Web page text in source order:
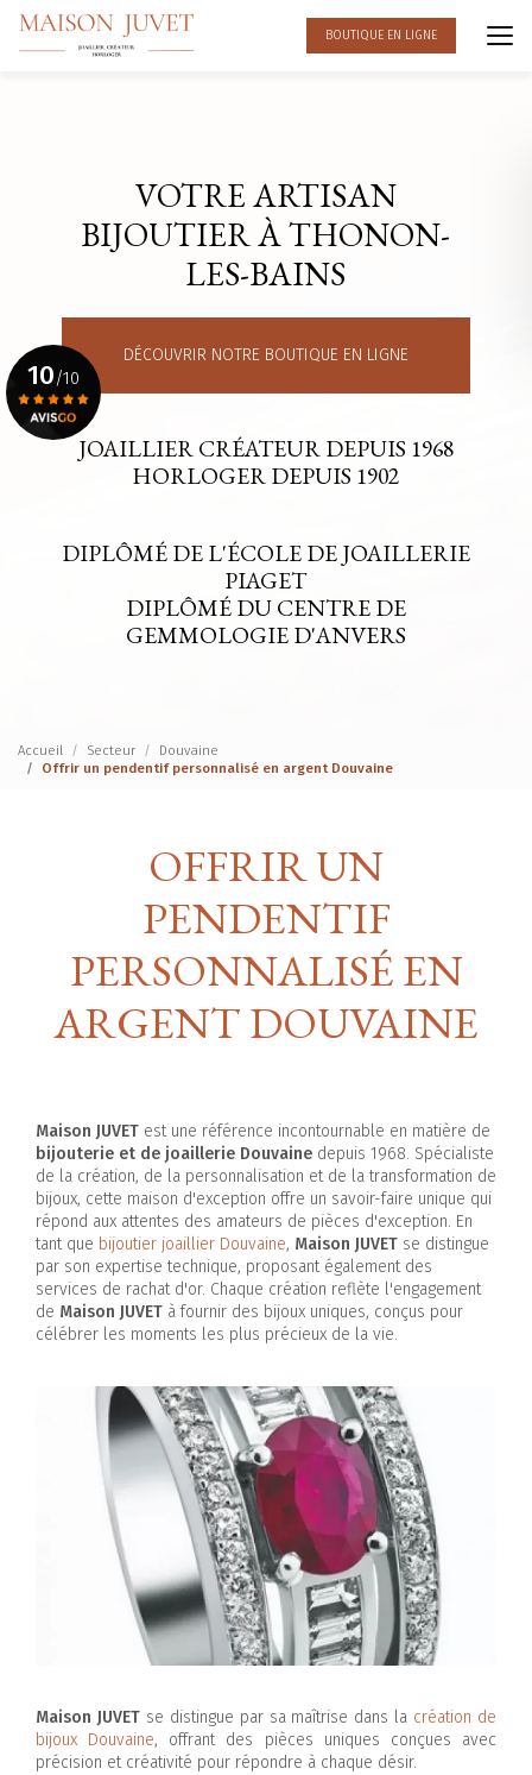
Aller
contenu
BOUTIQUE EN LIGNE
VOTRE ARTISAN
BIJOUTIER À THONON-
LES-BAINS
DÉCOUVRIR NOTRE BOUTIQUE EN LIGNE
JOAILLIER CRÉATEUR DEPUIS 1968
HORLOGER DEPUIS 1902
DIPLÔMÉ DE L'ÉCOLE DE JOAILLERIE
PIAGET
DIPLÔMÉ DU CENTRE DE
GEMMOLOGIE D'ANVERS
10/10
Voir le certificat
Accueil Secteur
Douvaine
Offrir un pendentif personnalisé en argent Douvaine
OFFRIR UN
PENDENTIF
PERSONNALISÉ EN
ARGENT DOUVAINE
Maison JUVET est une référence incontournable en matière de
bijouterie et de joaillerie Douvaine depuis 1968. Spécialiste
de la création, de la personnalisation et de la transformation de
bijoux, cette maison d'exception offre un savoir-faire unique qui
répond aux attentes des amateurs de pièces d'exception. En
tant que bijoutier joaillier Douvaine, Maison JUVET se distingue
par son expertise technique, proposant également des
services de rachat d'or. Chaque création reflète l'engagement
de Maison JUVET à fournir des bijoux uniques, conçus pour
célébrer les moments les plus précieux de la vie.
Maison JUVETse distingue par sa maîtrise dans la création de
bijoux Douvaine, offrant des pièces uniques conçues avec
précision et créativité pour répondre à chaque désir.